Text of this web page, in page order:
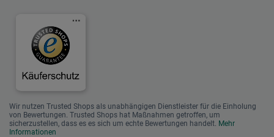
Wir nutzen Trusted Shops als unabhängigen Dienstleister für die Einholung
von Bewertungen. Trusted Shops hat Maßnahmen getroffen, um
sicherzustellen, dass es es sich um echte Bewertungen handelt. Mehr
Informationen